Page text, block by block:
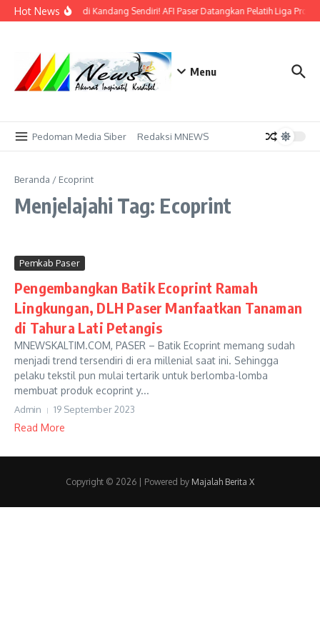
Lewati ke konten
Hot NewsBidik Emas di Kandang Sendiri! AFI Paser Datangkan Pelatih Liga
Menu
Pedoman Media Siber Redaksi MNEWS
Beranda / Ecoprint
Menjelajahi Tag: Ecoprint
Pemkab Paser
Pengembangkan Batik Ecoprint Ramah
Lingkungan, DLH Paser Manfaatkan Tanaman
di Tahura Lati Petangis
MNEWSKALTIM.COM, PASER – Batik Ecoprint memang sudah
menjadi trend tersendiri di era millenial saat ini. Sehingga
pelaku tekstil pun mulai tertarik untuk berlomba-lomba
membuat produk ecoprint y...
Admin 19 September 2023
Read More
Copyright © 2026 | Powered by Majalah Berita X